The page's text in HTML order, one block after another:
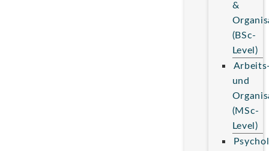
&
(BSc-
Level)
und
(MSc-
Level)